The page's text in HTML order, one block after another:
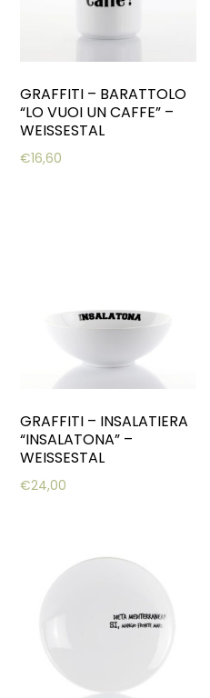
GRAFFITI – BARATTOLO
“LO VUOI UN CAFFE” –
WEISSESTAL
€16,60
GRAFFITI – INSALATIERA
“INSALATONA” –
WEISSESTAL
€24,00